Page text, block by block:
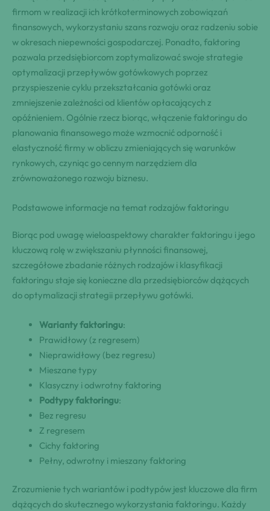
firmom w realizacji ich krótkoterminowych zobowiązań
finansowych, wykorzystaniu szans rozwoju oraz radzeniu sobie
w okresach niepewności gospodarczej. Ponadto, faktoring
pozwala przedsiębiorcom zoptymalizować swoje strategie
optymalizacji przepływów gotówkowych poprzez
przyspieszenie cyklu przekształcania gotówki oraz
zmniejszenie zależności od klientów opłacających z
opóźnieniem. Ogólnie rzecz biorąc, włączenie faktoringu do
planowania finansowego może wzmocnić odporność i
elastyczność firmy w obliczu zmieniających się warunków
rynkowych, czyniąc go cennym narzędziem dla
zrównoważonego rozwoju biznesu.
Podstawowe informacje na temat rodzajów faktoringu
Biorąc pod uwagę wieloaspektowy charakter faktoringu i jego
kluczową rolę w zwiększaniu płynności finansowej,
szczegółowe zbadanie różnych rodzajów i klasyfikacji
faktoringu staje się konieczne dla przedsiębiorców dążących
do optymalizacji strategii przepływu gotówki.
Warianty faktoringu:
Prawidłowy (z regresem)
Nieprawidłowy (bez regresu)
Mieszane typy
Klasyczny i odwrotny faktoring
Podtypy faktoringu:
Bez regresu
Z regresem
Cichy faktoring
Pełny, odwrotny i mieszany faktoring
Zrozumienie tych wariantów i podtypów jest kluczowe dla firm
dążących do skutecznego wykorzystania faktoringu. Każdy